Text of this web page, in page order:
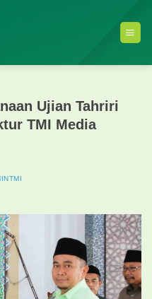
Ujian Tahriri
TMI Media